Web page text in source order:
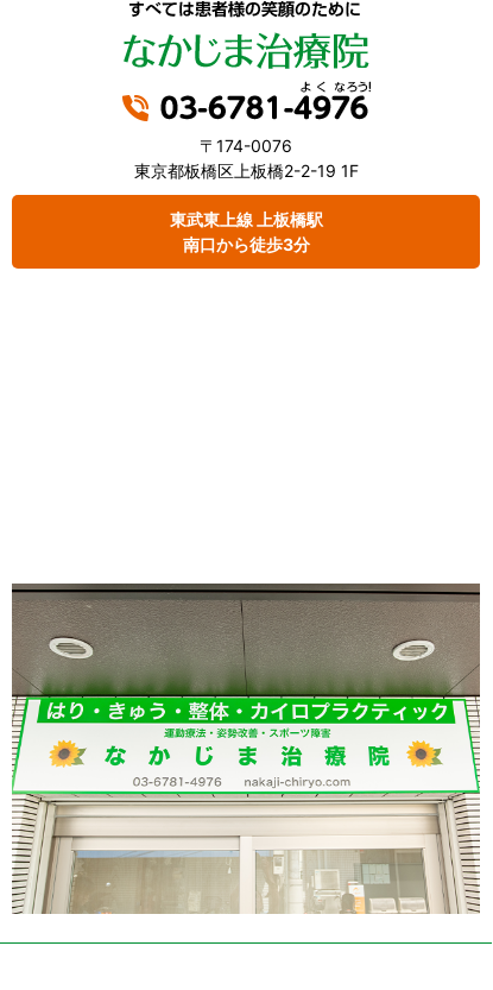
〒174-0076
東京都板橋区上板橋2-2-19 1F
東武東上線 上板橋駅
南口から徒歩3分